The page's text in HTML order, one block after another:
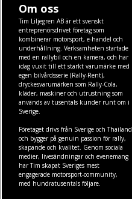
Om oss
Tim Liljegren AB är ett svenskt
entreprenörsdrivet företag som
kombinerar motorsport, e-handel och
underhållning. Verksamheten startade
med en rallybil och en kamera, och har
idag vuxit till ett starkt varumärke med
egen bilvårdsserie (Rally-Rent),
dryckesvarumärken som Rally-Cola,
kläder, maskineroch utrustning som
används av tusentals kunder runt om i
Sverige.
Företaget drivs från Sverige och Thailand
och bygger på genuin passion för rally,
skapande och kvalitet. Genom sociala
medier, livesändningar och evenemang
har Tim skapat Sveriges mest
engagerade motorsport-community,
med hundratusentals följare.